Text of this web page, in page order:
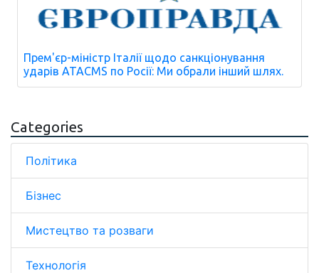
Прем'єр-міністр Італії щодо санкціонування
ударів ATACMS по Росії: Ми обрали інший шлях.
Categories
Політика
Бізнес
Мистецтво та розваги
Технологія